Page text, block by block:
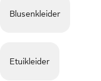
Blusenkleider
Etuikleider